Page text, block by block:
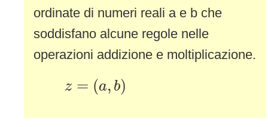
ordinate di numeri reali a e b che
soddisfano alcune regole nelle
operazioni addizione e moltiplicazione.
z = (a, b)
a )